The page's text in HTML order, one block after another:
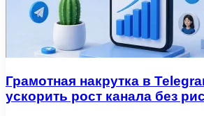
Грамотная накрутка в
ускорить рост канала без